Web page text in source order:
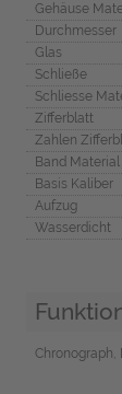
Gehäuse
Durchmesser
Glas
Schließe
Schliesse
Zifferblatt
Zahlen
Band Material
Basis Kaliber
Aufzug
Wasserdicht